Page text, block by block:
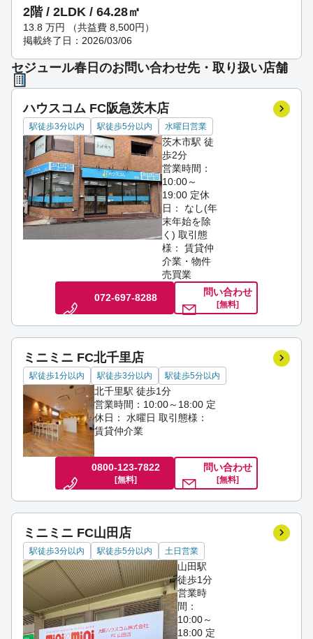
2階 / 2LDK / 64.28㎡
13.8 万円
（共益費 8,500円）
掲載終了日：2026/03/06
セジュール春日のお問い合わせ先・取り扱い店舗
ハウスコム FC阪急茨木店
駅徒歩3分以内 駅徒歩5分以内 水曜日営業
茨木市駅 徒
歩2分
営業時間：
10:00～
19:00 定休
日： なし(年
末年始を除
く) 取引態
様： 賃貸仲
介業・物件
売買業
072-697-8288 問い合わせ
[無料]
ミニミニ FC北千里店
駅徒歩1分以内 駅徒歩3分以内 駅徒歩5分以内
北千里駅 徒歩1分
営業時間：10:00～18:00 定
休日： 水曜日取引態様：
賃貸仲介業
0800-123-7822
[無料]
問い合わせ
[無料]
ミニミニ FC山田店
駅徒歩3分以内 駅徒歩5分以内 土日営業
山田駅
徒歩1分
営業時
間：
10:00～
18:00 定